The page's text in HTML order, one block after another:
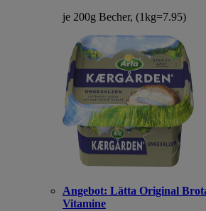
je 200g Becher, (1kg=7.95)
Angebot: Lätta Original
Vitamine